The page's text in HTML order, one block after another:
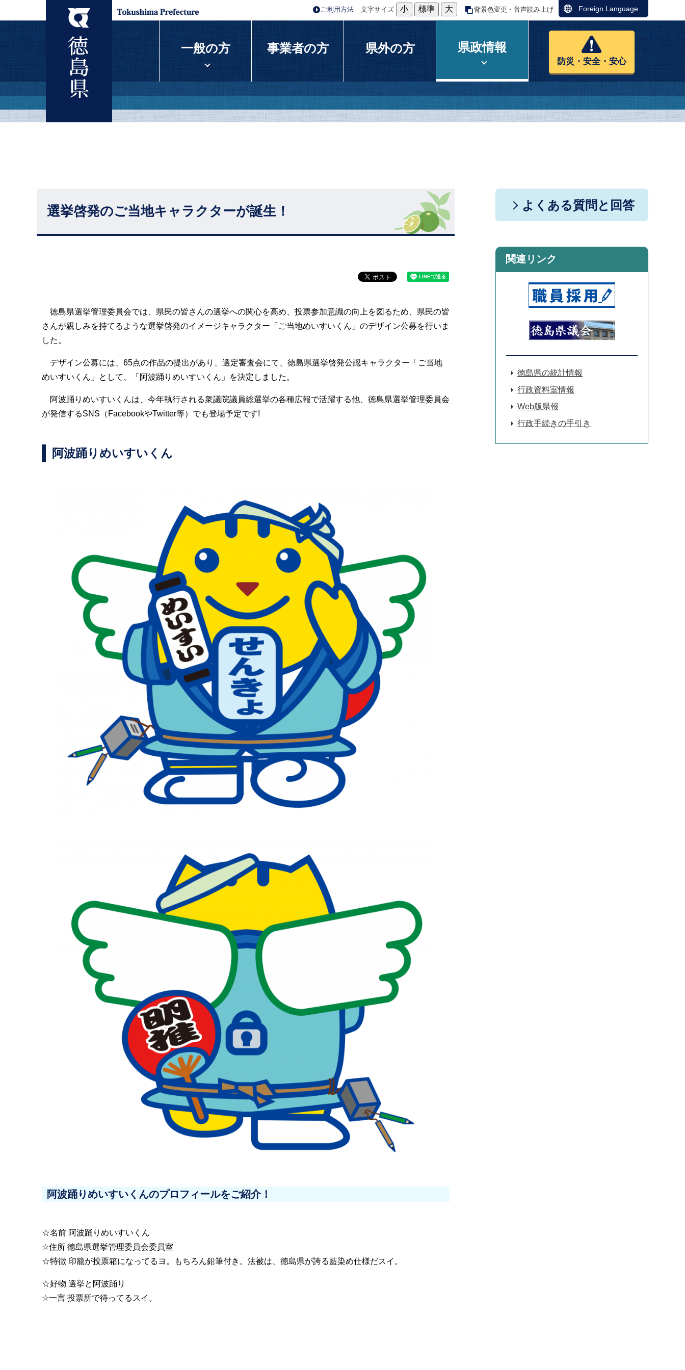
ご利用方法 文字サイズ 小 標準 大 背景色変更・音声読み上げ Foreign Language
一般の方 事業者の方 県外の方 県政情報
防災・安全・安心
選挙啓発のご当地キャラクターが誕生！
徳島県選挙管理委員会では、県民の皆さんの選挙への関心を高め、投票参加意識の向上を図るため、県民の皆
さんが親しみを持てるような選挙啓発のイメージキャラクター「ご当地めいすいくん」のデザイン公募を行いま
した。
デザイン公募には、65点の作品の提出があり、選定審査会にて、徳島県選挙啓発公認キャラクター「ご当地
めいすいくん」として、「阿波踊りめいすいくん」を決定しました。
阿波踊りめいすいくんは、今年執行される衆議院議員総選挙の各種広報で活躍する他、徳島県選挙管理委員会
が発信するSNS（FacebookやTwitter等）でも登場予定です!
阿波踊りめいすいくん
阿波踊りめいすいくんのプロフィールをご紹介！
☆名前 阿波踊りめいすいくん
☆住所 徳島県選挙管理委員会委員室
☆特徴 印籠が投票箱になってるヨ。もちろん鉛筆付き。法被は、徳島県が誇る藍染め仕様だスイ。
☆好物 選挙と阿波踊り
☆一言 投票所で待ってるスイ。
よくある質問と回答
関連リンク
徳島県の統計情報
行政資料室情報
Web版県報
行政手続きの手引き